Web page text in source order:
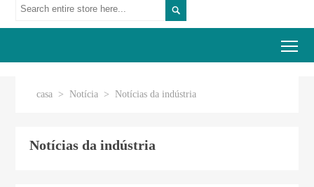

casa > Notícia > Notícias da indústria
Notícias da indústria